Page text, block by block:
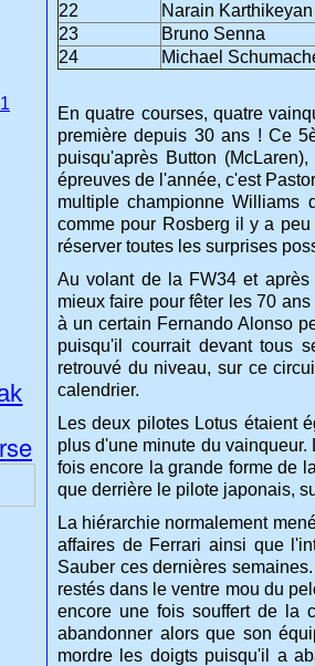
22
Narain Karthikeyan
23
Bruno Senna
24
Michael
En quatre courses, quatre
première depuis 30 ans ! Ce
puisqu'après Button
épreuves de l'année, c'est
multiple championne
comme pour Rosberg il y a
réserver toutes les surprises
Au volant de la FW34 et
mieux faire pour fêter les 70
à un certain Fernando Alonso
puisqu'il courrait devant tous
retrouvé du niveau, sur ce
calendrier.
Les deux pilotes Lotus étaient
plus d'une minute du
fois encore la grande forme de
que derrière le pilote japonais,
La hiérarchie normalement
affaires de Ferrari ainsi que
Sauber ces dernières
restés dans le ventre mou du
encore une fois souffert de la
abandonner alors que son
mordre les doigts puisqu'il a